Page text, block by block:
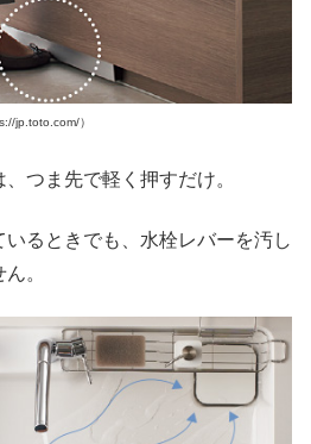
jp.toto.com/）
つま先で軽く押すだけ。
るときでも、水栓レバーを汚し
。